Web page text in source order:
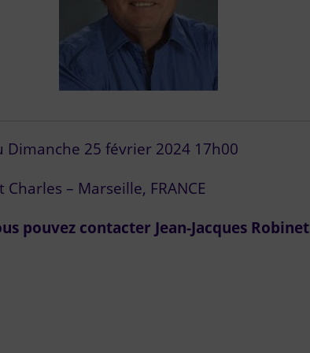
25 février 2024 17h00
– Marseille, FRANCE
pouvez contacter Jean-Jacques Robinet